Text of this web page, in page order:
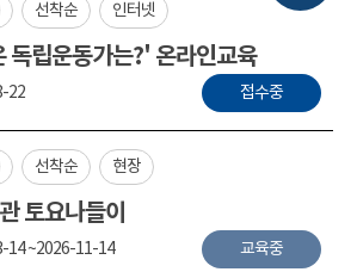
선착순 인터넷
독립운동가는?' 온라인교육
22 접수중
선착순 현장
토요나들이
14 ~2026-11-14 교육중